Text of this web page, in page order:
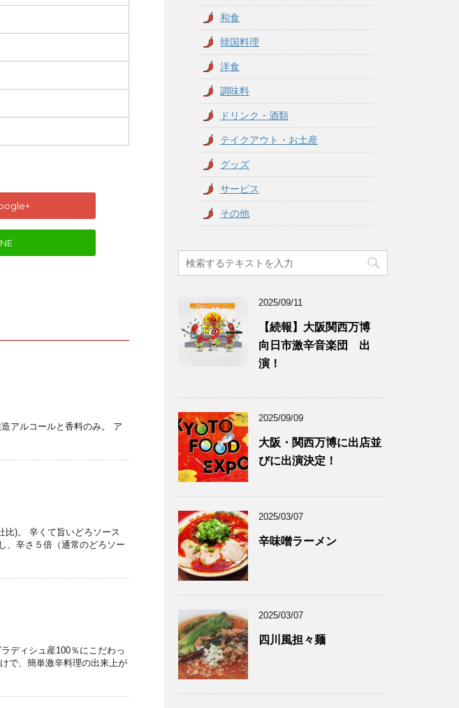
アルコールと香料のみ。 ア
比)。 辛くて旨いどろソース
、辛さ５倍（通常のどろソー
ディシュ産100％にこだわっ
で、簡単激辛料理の出来上が
和食
韓国料理
洋食
調味料
ドリンク・酒類
テイクアウト・お土産
グッズ
サービス
その他
2025/09/11
【続報】大阪関西万博
向日市激辛音楽団 出
演！
2025/09/09
大阪・関西万博に出店並
びに出演決定！
2025/03/07
辛味噌ラーメン
2025/03/07
四川風担々麺